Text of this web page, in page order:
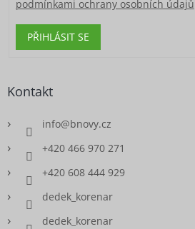
podmínkami ochrany osobních údajů
PŘIHLÁSIT SE
Kontakt
info@bnovy.cz
+420 466 970 271
+420 608 444 929
dedek_korenar
dedek_korenar